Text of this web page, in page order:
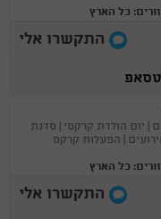
כל הארץ
התקשרו אלי
| יום הולדת קרקסי | סדנת
| הפעלות קרקס
כל הארץ
התקשרו אלי